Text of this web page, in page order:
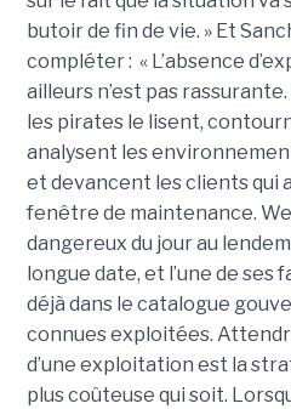
butoir de fin de vie. » Et
compléter : « L’absence
ailleurs n’est pas rassurante.
les pirates le lisent,
analysent les
et devancent les clients qui
fenêtre de maintenance.
dangereux du jour au
longue date, et l’une de
déjà dans le catalogue
connues exploitées.
d’une exploitation est la
plus coûteuse qui soit.